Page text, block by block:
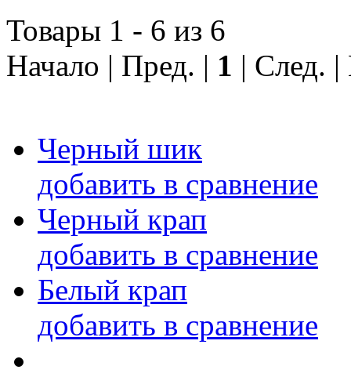
Товары 1 - 6 из 6
Начало | Пред. | 1 | След.
Черный шик
добавить в сравнение
Черный крап
добавить в сравнение
Белый крап
добавить в сравнение